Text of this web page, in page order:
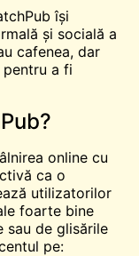
își
și socială a
cafenea, dar
a fi
online cu
ca o
utilizatorilor
foarte bine
sau de glisările
pe: